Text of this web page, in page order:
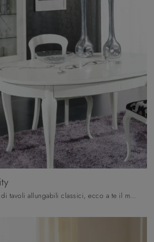
Se sei alla ricerca di tavoli allungabili classici, ecco a te il modello da pranzo in laccato Art 638 Infinity della firma Fratelli Mirandola.